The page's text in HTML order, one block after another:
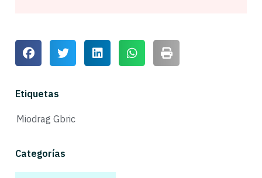
Etiquetas
Miodrag Gbric
Categorías